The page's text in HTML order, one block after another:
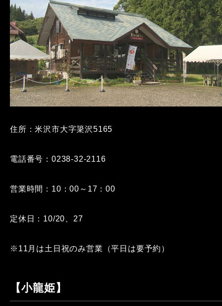
住所：米沢市大字簗沢5165
電話番号：0238-32-2116
営業時間：10：00～17：00
定休日：10/20、27
※11月は土日祝のみ営業（平日は要予約）
【小龍姫】